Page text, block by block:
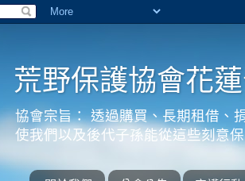
荒野保護協會花
協會宗旨： 透過購買、長期租借、
使我們以及後代子孫能從這些刻意